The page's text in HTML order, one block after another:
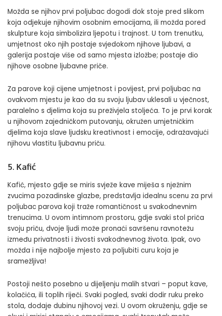
Možda se njihov prvi poljubac dogodi dok stoje pred slikom
koja odjekuje njihovim osobnim emocijama, ili možda pored
skulpture koja simbolizira ljepotu i trajnost. U tom trenutku,
umjetnost oko njih postaje svjedokom njihove ljubavi, a
galerija postaje više od samo mjesta izložbe; postaje dio
njihove osobne ljubavne priče.
Za parove koji cijene umjetnost i povijest, prvi poljubac na
ovakvom mjestu je kao da su svoju ljubav uklesali u vječnost,
paralelno s djelima koja su preživjela stoljeća. To je prvi korak
u njihovom zajedničkom putovanju, okružen umjetničkim
djelima koja slave ljudsku kreativnost i emocije, odražavajući
njihovu vlastitu ljubavnu priču.
5. Kafić
Kafić, mjesto gdje se miris svježe kave miješa s nježnim
zvucima pozadinske glazbe, predstavlja idealnu scenu za prvi
poljubac parova koji traže romantičnost u svakodnevnim
trenucima. U ovom intimnom prostoru, gdje svaki stol priča
svoju priču, dvoje ljudi može pronaći savršenu ravnotežu
između privatnosti i živosti svakodnevnog života. Ipak, ovo
možda i nije najbolje mjesto za poljubiti curu koja je
sramežljiva!
Postoji nešto posebno u dijeljenju malih stvari – poput kave,
kolačića, ili toplih riječi. Svaki pogled, svaki dodir ruku preko
stola, dodaje dubinu njihovoj vezi. U ovom okruženju, gdje se